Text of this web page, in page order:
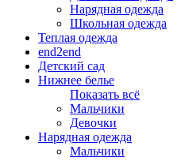
Нарядная одежда
Школьная одежда
Теплая одежда
end2end
Детский сад
Нижнее белье
Показать всё
Мальчики
Девочки
Нарядная одежда
Мальчики